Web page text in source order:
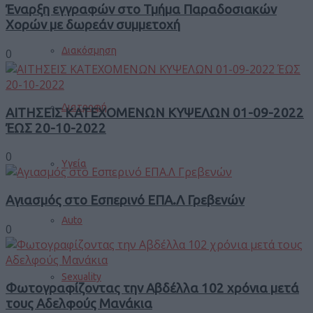
Διακόσμηση
Διατροφή
Υγεία
Auto
Sexuality
Έναρξη εγγραφών στο Τμήμα Παραδοσιακών
Χορών με δωρεάν συμμετοχή
0
ΑΙΤΗΣΕΙΣ ΚΑΤΕΧΟΜΕΝΩΝ ΚΥΨΕΛΩΝ 01-09-2022
ΈΩΣ 20-10-2022
0
Αγιασμός στο Εσπερινό ΕΠΑ.Λ Γρεβενών
0
Φωτογραφίζοντας την Αβδέλλα 102 χρόνια μετά
τους Αδελφούς Μανάκια